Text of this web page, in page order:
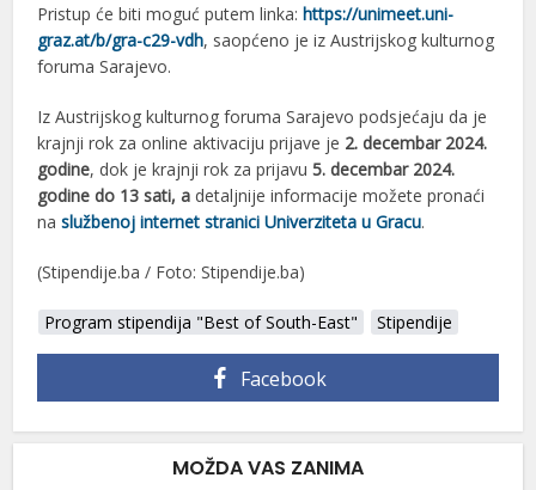
Pristup će biti moguć putem linka:https://unimeet.uni-
graz.at/b/gra-c29-vdh, saopćeno je iz Austrijskog kulturnog
foruma Sarajevo.
Iz Austrijskog kulturnog foruma Sarajevo podsjećaju da je
krajnji rok za online aktivaciju prijave je 2. decembar 2024.
godine, dok je krajnji rok za prijavu5. decembar 2024.
godine do 13 sati,a detaljnije informacije možete pronaći
naslužbenoj internet stranici Univerziteta u Gracu.
(Stipendije.ba / Foto: Stipendije.ba)
Program stipendija "Best of South-East" Stipendije
Facebook
MOŽDA VAS ZANIMA